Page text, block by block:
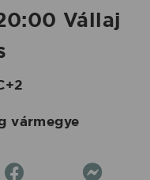
Vállaj
vármegye